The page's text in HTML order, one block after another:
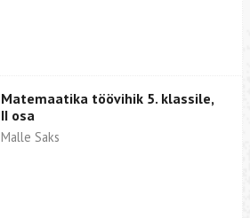
Matemaatika töövihik 5. klassile,
II osa
Malle Saks